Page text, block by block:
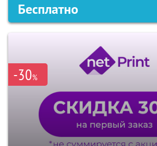
Бесплатно
-30%